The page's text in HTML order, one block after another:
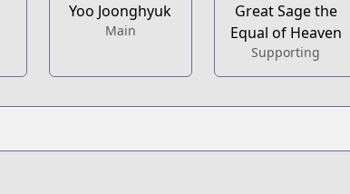
Yoo Joonghyuk
Main
Great Sage the
Equal of Heaven
Supporting